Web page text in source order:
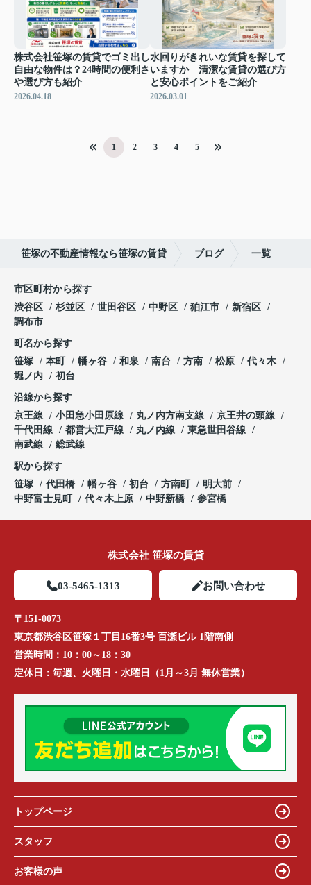
株式会社笹塚の賃貸でゴミ出し
自由な物件は？24時間の便利さ
や選び方も紹介
2026.04.18
水回りがきれいな賃貸を探して
いますか 清潔な賃貸の選び方
と安心ポイントをご紹介
2026.03.01
1 2 3 4 5
笹塚の不動産情報なら笹塚の賃貸 ブログ 一覧
市区町村から探す
渋谷区
杉並区 世田谷区 中野区 狛江市
新宿区
調布市
町名から探す
笹塚
本町 幡ヶ谷 和泉 南台 方南 松原
代々木
堀ノ内
初台
沿線から探す
京王線
小田急小田原線 丸ノ内方南支線
京王井の頭線
千代田線
都営大江戸線 丸ノ内線
東急世田谷線
南武線
総武線
駅から探す
笹塚
代田橋 幡ヶ谷 初台 方南町
明大前
中野富士見町
代々木上原 中野新橋 参宮橋
株式会社 笹塚の賃貸
03-5465-1313 お問い合わせ
〒151-0073
東京都渋谷区笹塚１丁目16番3号 百瀬ビル 1階南側
営業時間： 10：00～18：30
定休日： 毎週、火曜日・水曜日（1月～3月 無休営業）
トップページ
スタッフ
お客様の声